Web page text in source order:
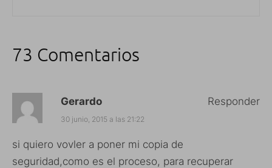
73 Comentarios
Gerardo
30 junio, 2015 a las 21:22
si quiero vovler a poner mi copia de
seguridad,como es el proceso, para recuperar
Responder